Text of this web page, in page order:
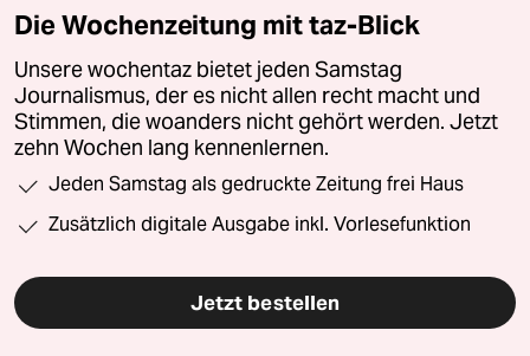
Die Wochenzeitung mit taz-Blick
Unsere wochentaz bietet jeden Samstag
Journalismus, der es nicht allen recht macht und
Stimmen, die woanders nicht gehört werden. Jetzt
zehn Wochen lang kennenlernen.
Jeden Samstag als gedruckte Zeitung frei Haus
Zusätzlich digitale Ausgabe inkl. Vorlesefunktion
Jetzt bestellen